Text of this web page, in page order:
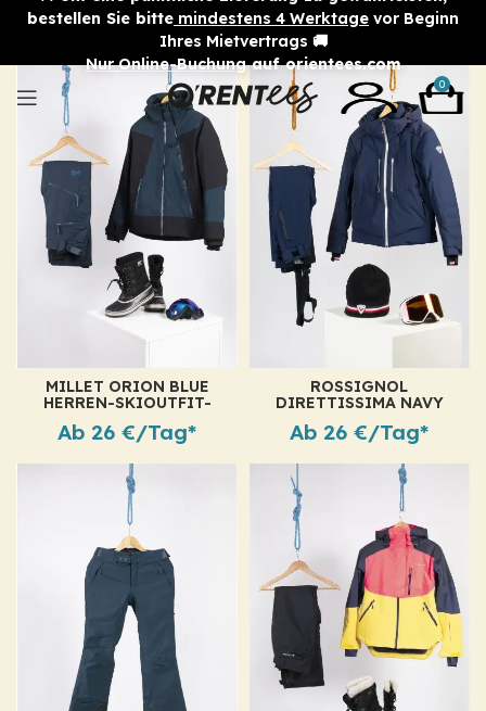
bestellen Sie bitte mindestens 4 Werktage vor Beginn
Ihres Mietvertrags 🚚
Nur Online-Buchungauf orientees.com
0
MILLET ORION BLUE
HERREN-SKIOUTFIT-
Ab 26 €/Tag*
ROSSIGNOL
DIRETTISSIMA NAVY
VERMIETUNG
Ab 26 €/Tag*